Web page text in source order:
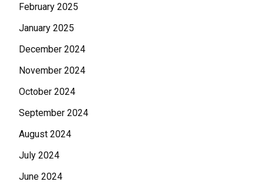
February 2025
January 2025
December 2024
November 2024
October 2024
September 2024
August 2024
July 2024
June 2024